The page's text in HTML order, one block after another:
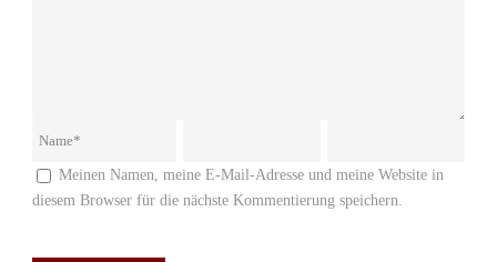
Meinen Namen, meine E-Mail-Adresse und meine Website in
diesem Browser für die nächste Kommentierung speichern.